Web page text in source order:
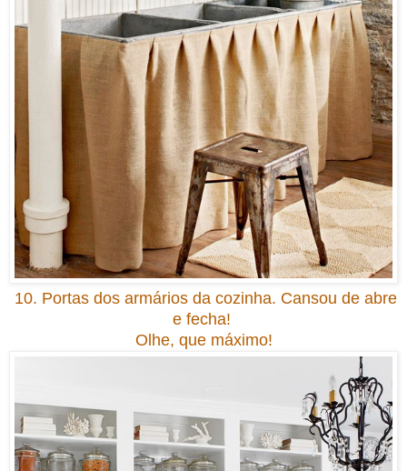
10. Portas dos armários da cozinha. Cansou de abre
e fecha!
Olhe, que máximo!